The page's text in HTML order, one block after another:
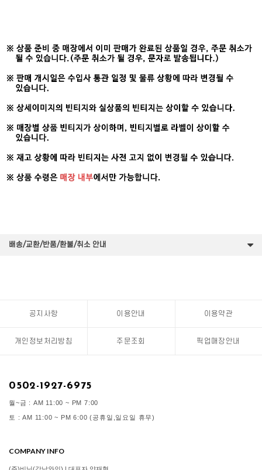
배송/교환/반품/환불/취소 안내
공지사항 이용안내 이용약관
개인정보처리방침 주문조회 픽업매장안내
0502-1927-6975
월~금 : AM 11:00 ~ PM 7:00
토 : AM 11:00 ~ PM 6:00 (공휴일,일요일 휴무)
COMPANY INFO